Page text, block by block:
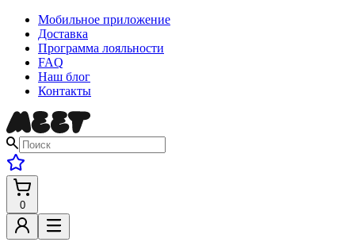
Мобильное приложение
Доставка
Программа лояльности
FAQ
Наш блог
Контакты
0